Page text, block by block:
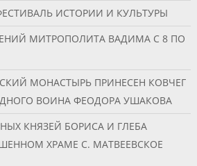
ИСТОРИИ И КУЛЬТУРЫ
МИТРОПОЛИТА ВАДИМА С 8 ПО
МОНАСТЫРЬ ПРИНЕСЕН КОВЧЕГ
ВОИНА ФЕОДОРА УШАКОВА
КНЯЗЕЙ БОРИСА И ГЛЕБА
ХРАМЕ С. МАТВЕЕВСКОЕ